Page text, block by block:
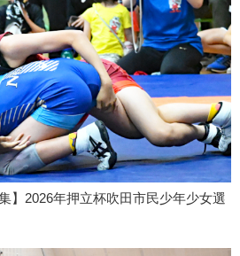
】2026年押立杯吹田市民少年少女選